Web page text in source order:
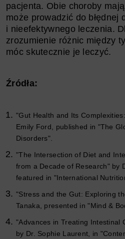
pacjenta. Obie choroby
może prowadzić do błędnej
i nieefektywnego leczenia.
zrozumienie różnic między
móc skutecznie je leczyć.
Źródła:
"Gut Health and Its
Emily Ford, published in "The
Disorders".
"The Intersection of Diet and
from a Decade of Research" by
featured in "International
"Stress and the Gut: Exploring
Tanaka, presented in "Mind &
"Advances in Treating Intestinal
by Dr. Sophie Laurent, in